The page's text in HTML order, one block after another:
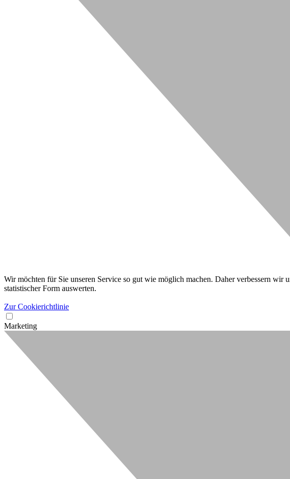
Wir möchten für Sie unseren Service so gut wie möglich machen. Daher verbessern
statistischer Form auswerten.
Zur Cookierichtlinie
Marketing